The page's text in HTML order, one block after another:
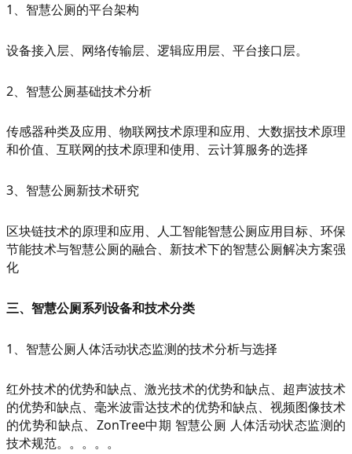
1、智慧公厕的平台架构
设备接入层、网络传输层、逻辑应用层、平台接口层。
2、智慧公厕基础技术分析
传感器种类及应用、物联网技术原理和应用、大数据技术原理
和价值、互联网的技术原理和使用、云计算服务的选择
3、智慧公厕新技术研究
区块链技术的原理和应用、人工智能智慧公厕应用目标、环保
节能技术与智慧公厕的融合、新技术下的智慧公厕解决方案强
化
三、智慧公厕系列设备和技术分类
1、智慧公厕人体活动状态监测的技术分析与选择
红外技术的优势和缺点、激光技术的优势和缺点、超声波技术
的优势和缺点、毫米波雷达技术的优势和缺点、视频图像技术
的优势和缺点、ZonTree中期 智慧公厕 人体活动状态监测的
技术规范。。。。。